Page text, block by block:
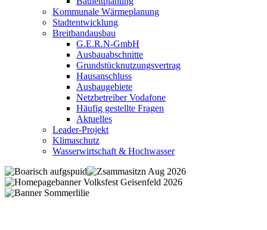
Kommunale Wärmeplanung
Stadtentwicklung
Breitbandausbau
G.E.R.N-GmbH
Ausbauabschnitte
Grundstücknutzungsvertrag
Hausanschluss
Ausbaugebiete
Netzbetreiber Vodafone
Häufig gestellte Fragen
Aktuelles
Leader-Projekt
Klimaschutz
Wasserwirtschaft & Hochwasser